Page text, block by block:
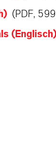
(PDF,
(Englisch)